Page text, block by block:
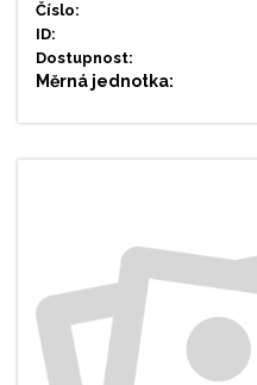
Číslo:
ID:
Dostupnost:
Měrná jednotka: